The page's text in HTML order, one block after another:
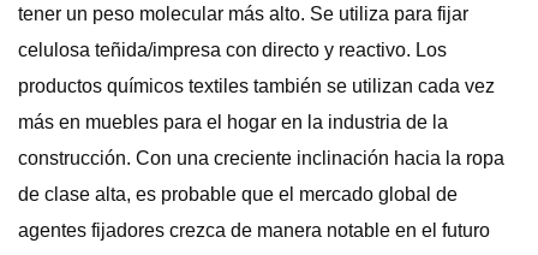
tener un peso molecular más alto. Se utiliza para fijar
celulosa teñida/impresa con directo y reactivo. Los
productos químicos textiles también se utilizan cada vez
más en muebles para el hogar en la industria de la
construcción. Con una creciente inclinación hacia la ropa
de clase alta, es probable que el mercado global de
agentes fijadores crezca de manera notable en el futuro